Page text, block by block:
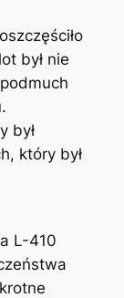
był nie
był
który był
L-410